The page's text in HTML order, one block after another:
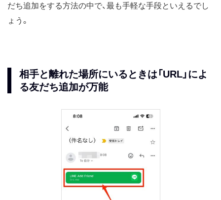
だち追加をする方法の中で、最も手軽な手段といえるでし
ょう。
相手と離れた場所にいるときは「URL」によ
る友だち追加が万能